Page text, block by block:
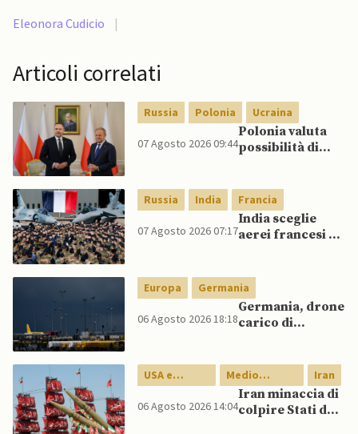
Eleonora Cudicio |
Articoli correlati
Russia Polonia Ucraina
07 Agosto 2026 09:44
Polonia valuta
possibilità di
sopra Ucraina
per proteggere
spazio aereo
NATO
Russia India Francia
07 Agosto 2026 07:17
India sceglie
aerei francesi e
nazionale,
rifiutando
offerta di Su-57
da parte di Putin
Europa Germania
06 Agosto 2026 18:18
Germania, drone
carico di
Interno:
“Potrebbe
esserci dietro un
attore statale”
USA e
Canada
Medio
Oriente
Iran
06 Agosto 2026 14:04
Iran minaccia di
colpire Stati del